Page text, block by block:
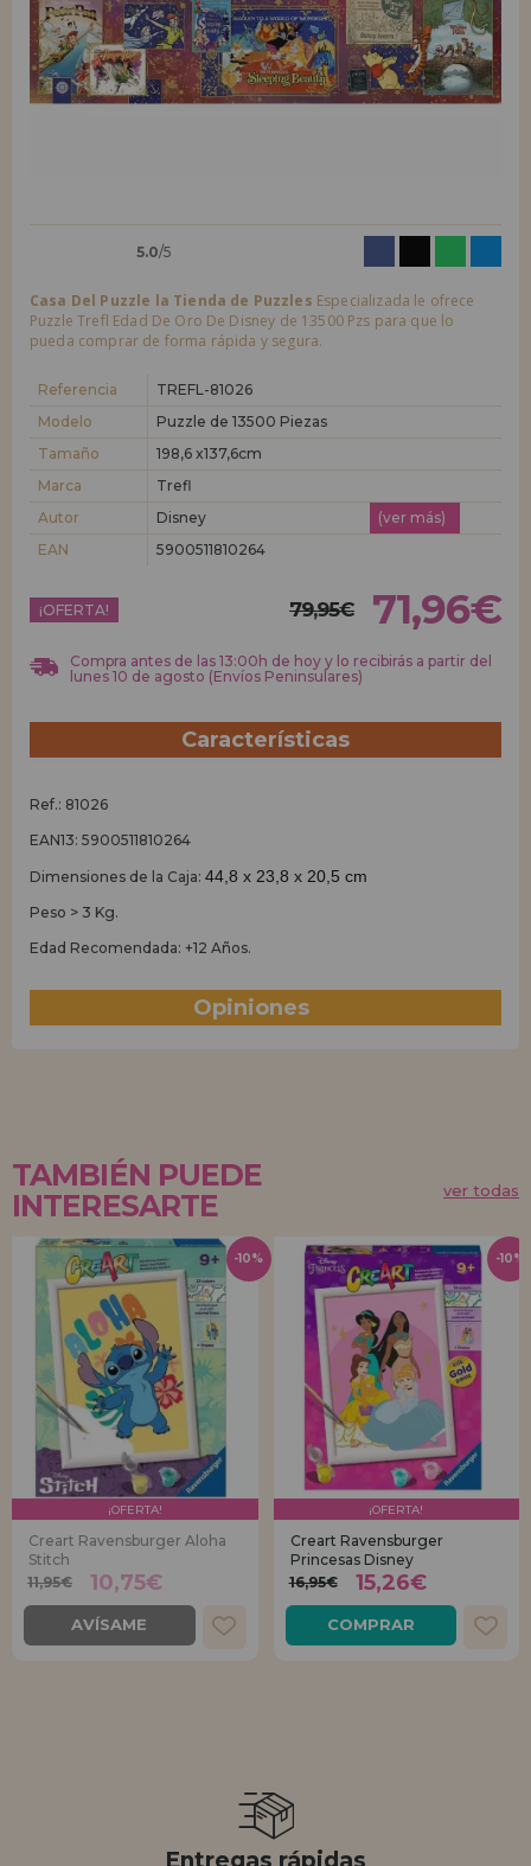
LIQUIDACIONES
INFORMACIÓN
Quiero registrarme como
nuevo cliente
Al crear una cuenta en casadelpuzzle.com podrás realizar tus compras
nuevo distribuidor
¿Eres Profesional o Empresa?. ¿Quieres vender en tu negocio
condiciones de ventas con descuentos especiales para la distribución.
¡Adelante! Te estábamos esperando.
5.0/5
Casa Del Puzzle la Tienda de Puzzles Especializada le ofrece
Puzzle Trefl Edad De Oro De Disney de 13500 Pzs para que lo
pueda comprar de forma rápida y segura.
Referencia
TREFL-81026
Modelo
Puzzle de 13500 Piezas
Tamaño
198,6 x137,6cm
Marca
Trefl
Autor
Disney
(ver más)
EAN
5900511810264
¡OFERTA! 79,95€ 71,96€
Compra antes de las 13:00h de hoy y lo recibirás a partir del
lunes 10 de agosto (Envíos Peninsulares)
Características
Ref.: 81026
EAN13: 5900511810264
Dimensiones de la Caja: 44,8 x 23,8 x 20,5 cm
Peso > 3 Kg.
Edad Recomendada: +12 Años.
Opiniones
TAMBIÉN PUEDE
INTERESARTE
ver todas
¡OFERTA!
Creart Ravensburger Aloha
Stitch
11,95€
10,75€
AVÍSAME
-10%
¡OFERTA!
Creart Ravensburger
Princesas Disney
16,95€
15,26€
COMPRAR
-10%